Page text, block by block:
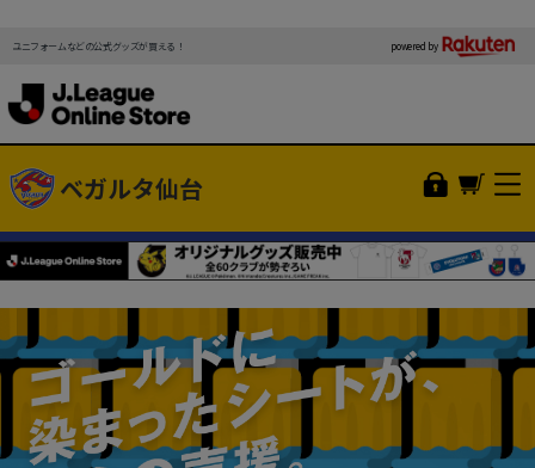
ユニフォームなどの公式グッズが買える！ powered by
ベガルタ仙台